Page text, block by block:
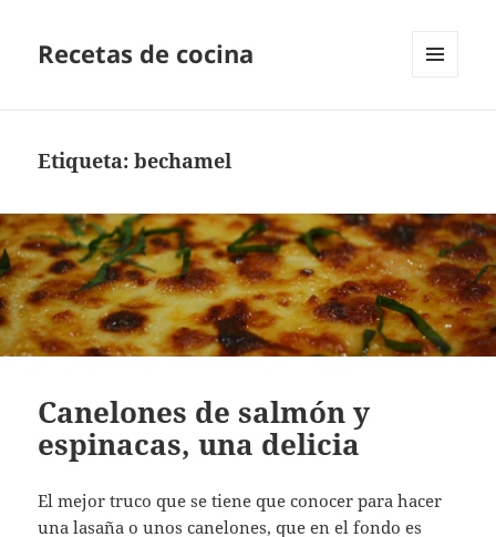
Recetas de cocina
Etiqueta:bechamel
Canelones de salmón y
espinacas, una delicia
El mejor truco que se tiene que conocer para hacer
una lasaña o unos canelones, que en el fondo es